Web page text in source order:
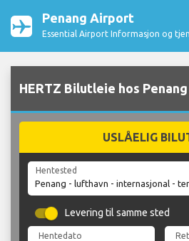
Penang Airport
Essential Airport Informasjon og
HERTZ Bilutleie hos
USLÅELIG
Hentested
Levering til samme sted
Hentedato